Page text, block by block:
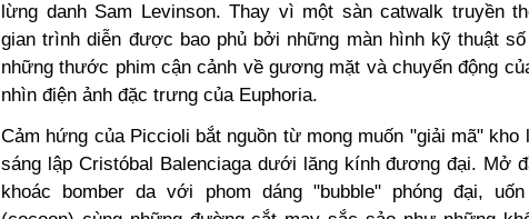
lừng danh Sam Levinson. Thay vì một sàn catwalk truyền
gian trình diễn được bao phủ bởi những màn hình kỹ thuật
những thước phim cận cảnh về gương mặt và chuyển động
nhìn điện ảnh đặc trưng của Euphoria.
Cảm hứng của Piccioli bắt nguồn từ mong muốn "giải mã"
sáng lập Cristóbal Balenciaga dưới lăng kính đương đại. Mở
khoác bomber da với phom dáng "bubble" phóng đại,